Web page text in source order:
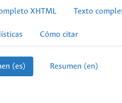
XHTML Texto
Cómo citar
(es) Resumen (en)